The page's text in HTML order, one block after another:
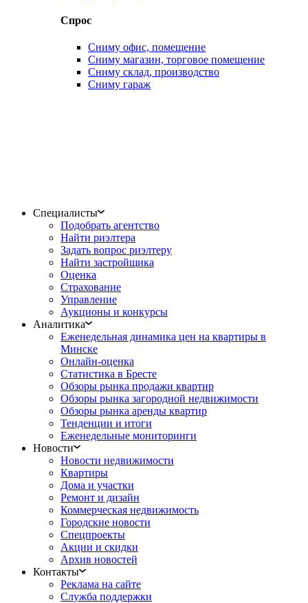
Спрос
Сниму офис, помещение
Сниму магазин, торговое помещение
Сниму склад, производство
Сниму гараж
Специалисты
Подобрать агентство
Найти риэлтера
Задать вопрос риэлтеру
Найти застройщика
Оценка
Страхование
Управление
Аукционы и конкурсы
Аналитика
Еженедельная динамика цен на квартиры в
Минске
Онлайн-оценка
Статистика в Бресте
Обзоры рынка продажи квартир
Обзоры рынка загородной недвижимости
Обзоры рынка аренды квартир
Тенденции и итоги
Еженедельные мониторинги
Новости
Новости недвижимости
Квартиры
Дома и участки
Ремонт и дизайн
Коммерческая недвижимость
Городские новости
Спецпроекты
Акции и скидки
Архив новостей
Контакты
Реклама на сайте
Служба поддержки